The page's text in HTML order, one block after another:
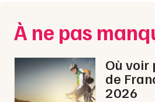
À ne pas
Où voir
de
2026